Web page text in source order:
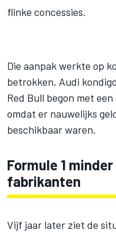
flinke concessies.
Die aanpak werkte op
betrokken, Audi
Red Bull begon met
omdat er nauwelijks
beschikbaar waren.
Formule 1
fabrikanten
Vijf jaar later ziet de